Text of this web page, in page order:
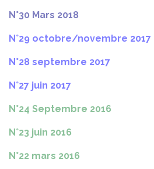
N°30 Mars 2018
N°29 octobre/novembre 2017
N°28 septembre 2017
N°27 juin 2017
N°24 Septembre 2016
N°23 juin 2016
N°22 mars 2016